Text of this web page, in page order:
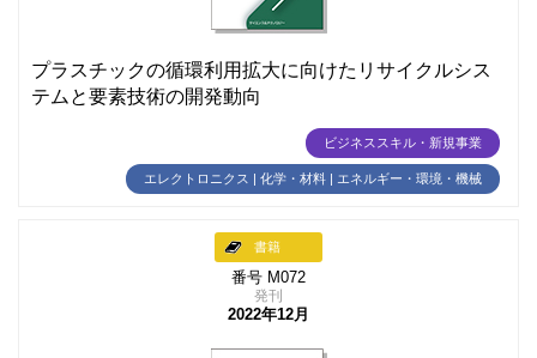
プラスチックの循環利用拡大に向けたリサイクルシス
テムと要素技術の開発動向
ビジネススキル・新規事業
エレクトロニクス | 化学・材料 | エネルギー・環境・機械
書籍
番号 M072
発刊
2022年12月